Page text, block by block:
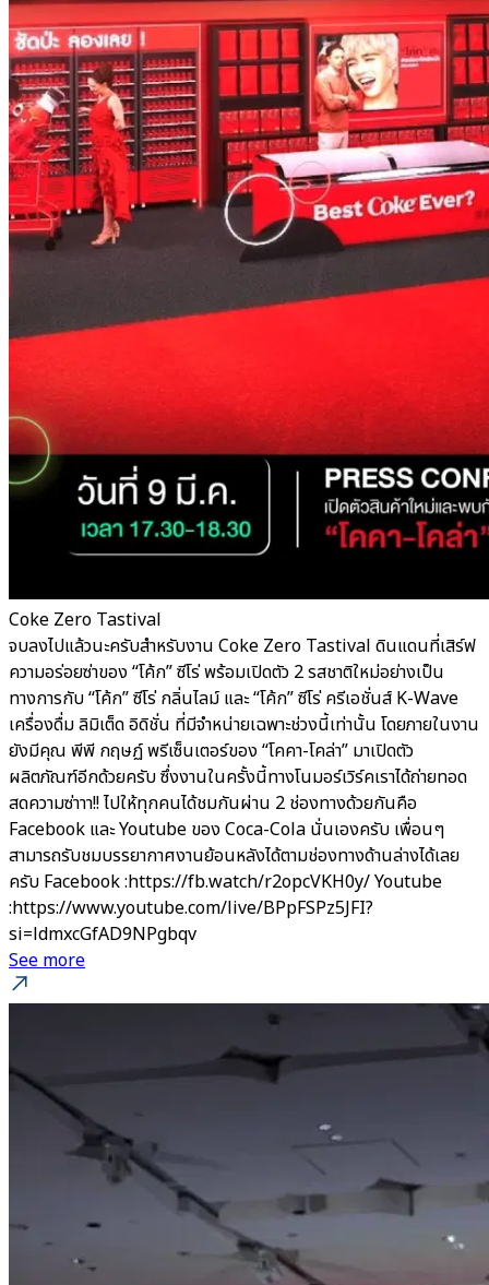
Coke Zero Tastival
จบลงไปแล้วนะครับสำหรับงาน Coke Zero Tastival ดินแดนที่เสิร์ฟ
ความอร่อยซ่าของ “โค้ก” ซีโร่ พร้อมเปิดตัว 2 รสชาติใหม่อย่างเป็น
ทางการกับ “โค้ก” ซีโร่ กลิ่นไลม์ และ “โค้ก” ซีโร่ ครีเอชั่นส์ K-Wave
เครื่องดื่ม ลิมิเต็ด อิดิชั่น ที่มีจำหน่ายเฉพาะช่วงนี้เท่านั้น โดยภายในงาน
ยังมีคุณ พีพี กฤษฏ์ พรีเซ็นเตอร์ของ “โคคา-โคล่า” มาเปิดตัว
ผลิตภัณฑ์อีกด้วยครับ ซึ่งงานในครั้งนี้ทางโนมอร์เวิร์คเราได้ถ่ายทอด
สดความซ่าาา!! ไปให้ทุกคนได้ชมกันผ่าน 2 ช่องทางด้วยกันคือ
Facebook และ Youtube ของ Coca-Cola นั่นเองครับ เพื่อนๆ
สามารถรับชมบรรยากาศงานย้อนหลังได้ตามช่องทางด้านล่างได้เลย
ครับ Facebook :https://fb.watch/r2opcVKH0y/ Youtube
:https://www.youtube.com/live/BPpFSPz5JFI?
si=ldmxcGfAD9NPgbqv
See more